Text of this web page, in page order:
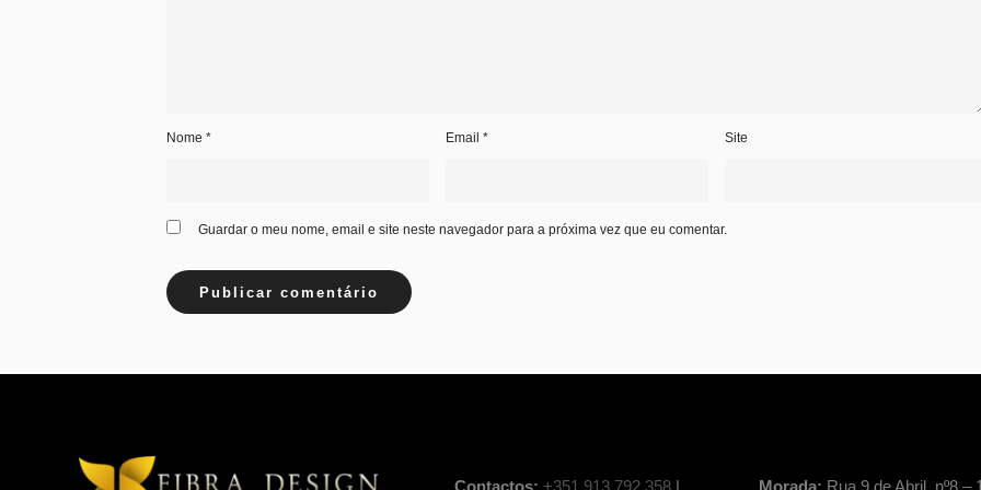
Nome * Email * Site
Guardar o meu nome, email e site neste navegador para a próxima vez que eu comentar.
Contactos: +351 913 792 358| Morada: Rua 9 de Abril, nº8 –